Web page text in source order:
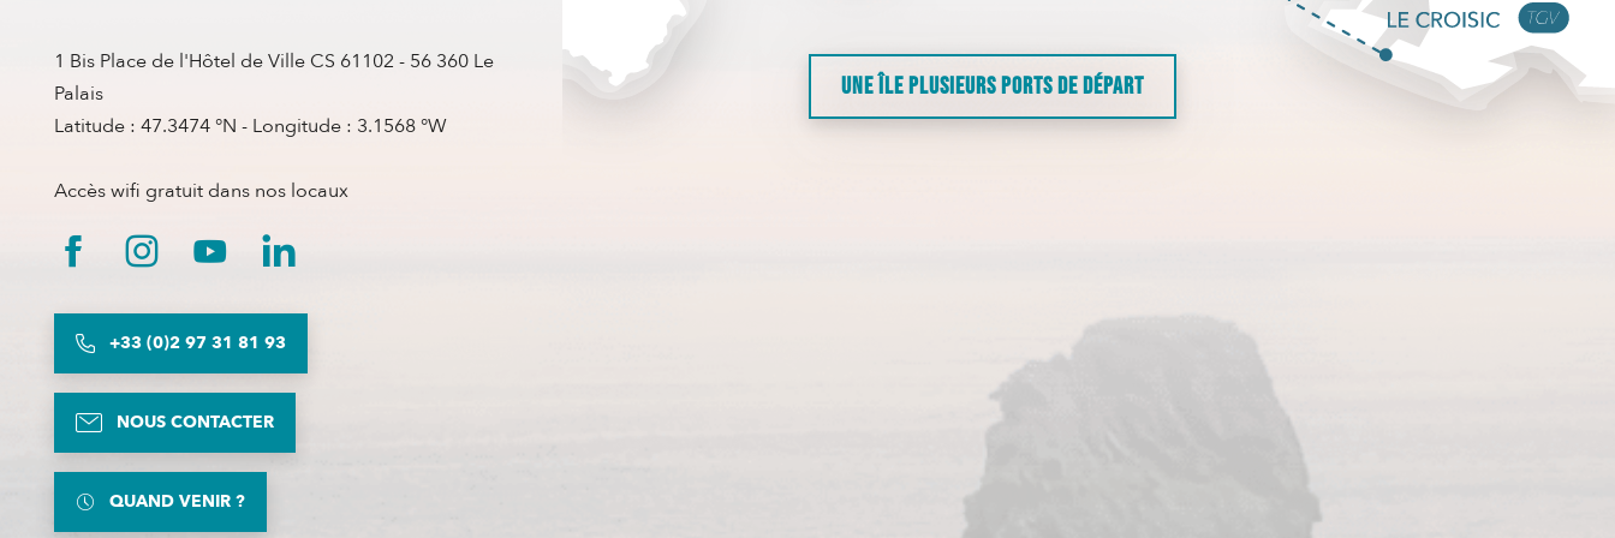
1 Bis Place de l'Hôtel de Ville CS 61102 - 56 360 Le
Palais
Latitude : 47.3474 °N - Longitude : 3.1568 °W
Accès wifi gratuit dans nos locaux
+33 (0)2 97 31 81 93
NOUS CONTACTER
QUAND VENIR ?
UNE ÎLE PLUSIEURS PORTS DE DÉPART